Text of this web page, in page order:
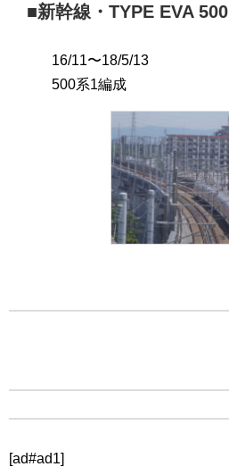
■新幹線・TYPE EVA 500
16/11〜18/5/13
500系1編成
[ad#ad1]